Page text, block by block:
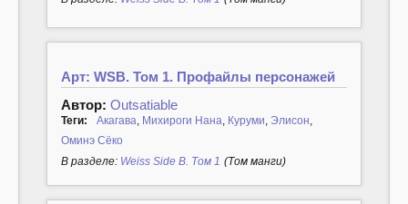
Арт: WSB. Том 1. Профайлы персонажей
Автор: Outsatiable
Теги: Акагава Михироги Нана Куруми Элисон
Оминэ Сёко
В разделе: Weiss Side B. Том 1 (Том манги)